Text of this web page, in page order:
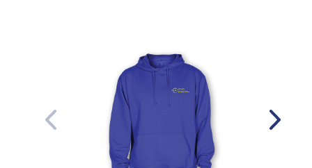
Předchozí Další